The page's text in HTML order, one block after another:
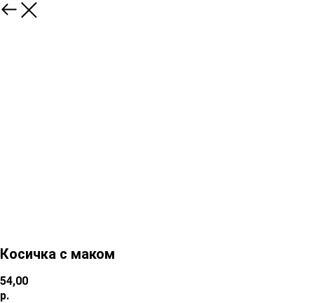
Косичка с маком
54,00
р.